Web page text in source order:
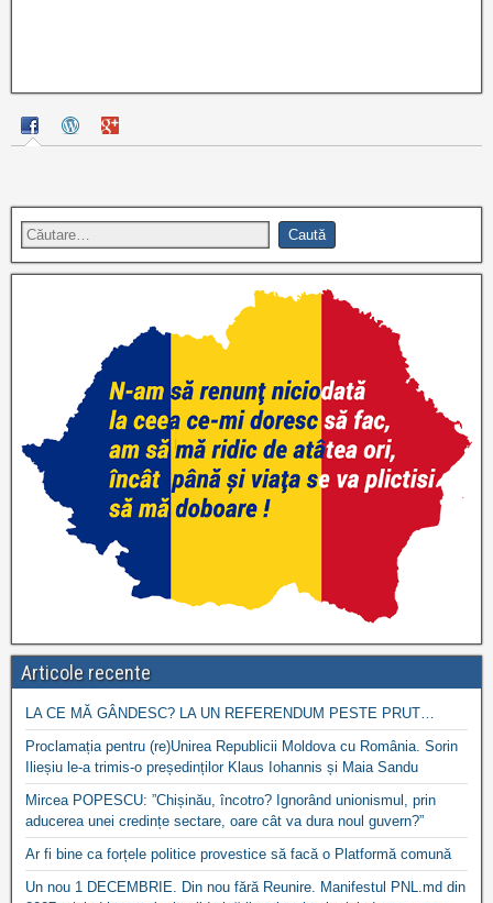
Articole recente
LA CE MĂ GÂNDESC? LA UN REFERENDUM PESTE PRUT…
Proclamația pentru (re)Unirea Republicii Moldova cu România. Sorin
Ilieșiu le-a trimis-o președinților Klaus Iohannis și Maia Sandu
Mircea POPESCU: ”Chișinău, încotro? Ignorând unionismul, prin
aducerea unei credințe sectare, oare cât va dura noul guvern?”
Ar fi bine ca forțele politice provestice să facă o Platformă comună
Un nou 1 DECEMBRIE. Din nou fără Reunire. Manifestul PNL.md din